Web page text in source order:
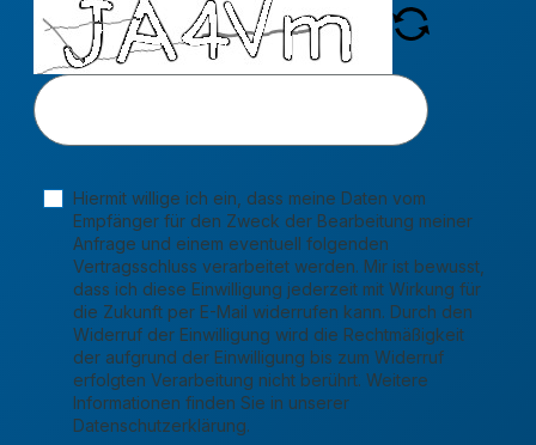
Hiermit willige ich ein, dass meine Daten vom
Empfänger für den Zweck der Bearbeitung meiner
Anfrage und einem eventuell folgenden
Vertragsschluss verarbeitet werden. Mir ist bewusst,
dass ich diese Einwilligung jederzeit mit Wirkung für
die Zukunft per E-Mail widerrufen kann. Durch den
Widerruf der Einwilligung wird die Rechtmäßigkeit
der aufgrund der Einwilligung bis zum Widerruf
erfolgten Verarbeitung nicht berührt. Weitere
Informationen finden Sie in unserer
Datenschutzerklärung.